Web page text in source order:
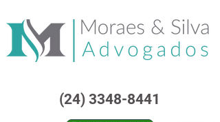
(24) 3348-8441